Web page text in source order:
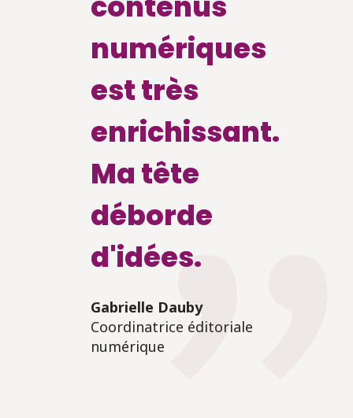
numériques
est très
enrichissant.
Ma tête
déborde
d'idées.
Gabrielle Dauby
Coordinatrice éditoriale
numérique